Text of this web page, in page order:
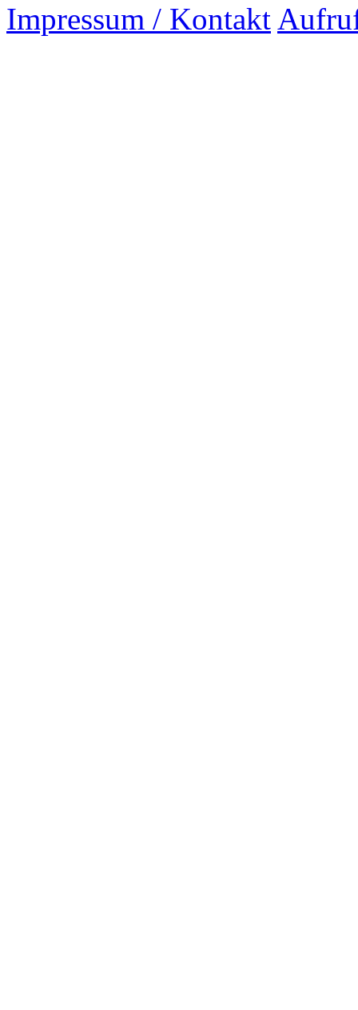
Impressum / Kontakt